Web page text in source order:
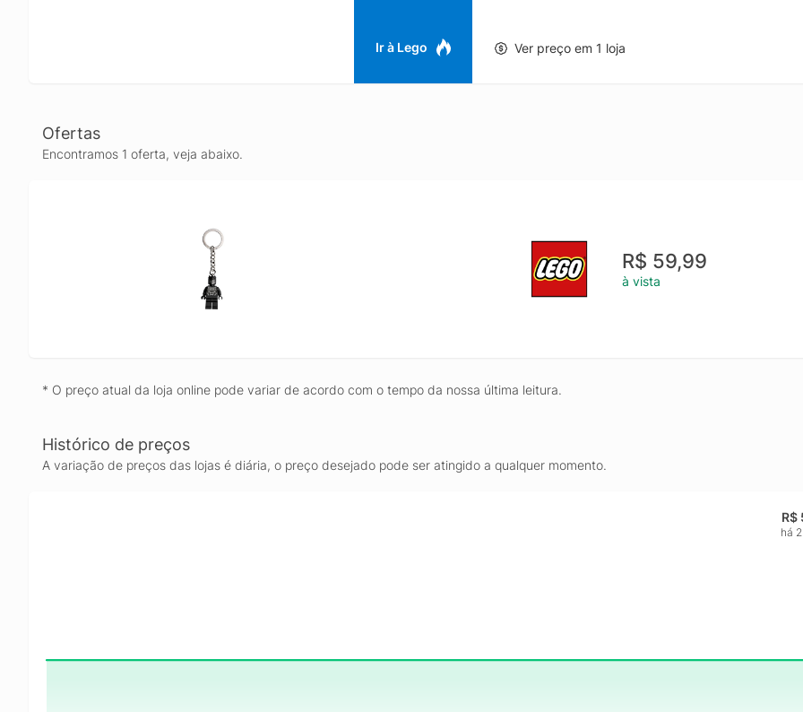
Ir à Lego Ver preço em 1 loja
Ofertas
Encontramos 1 oferta, veja abaixo.
R$ 59,99
à vista
* O preço atual da loja online pode variar de acordo com o tempo da nossa última leitura.
Histórico de preços
A variação de preços das lojas é diária, o preço desejado pode ser atingido a qualquer momento.
R$
há